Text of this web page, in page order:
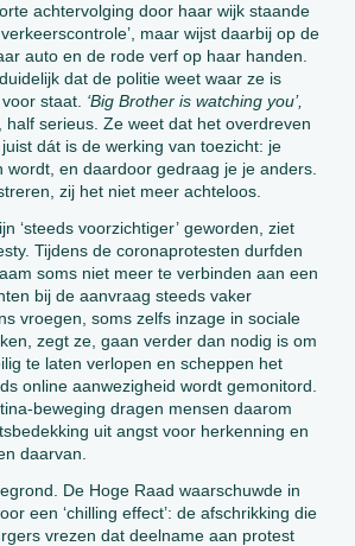
achtervolging door haar wijk staande
maar wijst daarbij op de
auto en de rode verf op haar handen.
dat de politie weet waar ze is
staat. ‘Big Brother is watching you’,
half serieus. Ze weet dat het overdreven
dát is de werking van toezicht: je
wordt, en daardoor gedraag je je anders.
zij het niet meer achteloos.
‘steeds voorzichtiger’ geworden, ziet
Tijdens de coronaprotesten durfden
soms niet meer te verbinden aan een
bij de aanvraag steeds vaker
vroegen, soms zelfs inzage in sociale
zegt ze, gaan verder dan nodig is om
te laten verlopen en scheppen het
online aanwezigheid wordt gemonitord.
beweging dragen mensen daarom
uit angst voor herkenning en
daarvan.
De Hoge Raad waarschuwde in
een ‘chilling effect’: de afschrikking die
vrezen dat deelname aan protest